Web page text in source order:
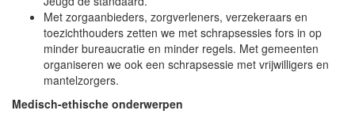
Met zorgaanbieders, zorgverleners, verzekeraars en
toezichthouders zetten we met schrapsessies fors in op
minder bureaucratie en minder regels. Met gemeenten
organiseren we ook een schrapsessie met vrijwilligers en
mantelzorgers.
Medisch-ethische onderwerpen